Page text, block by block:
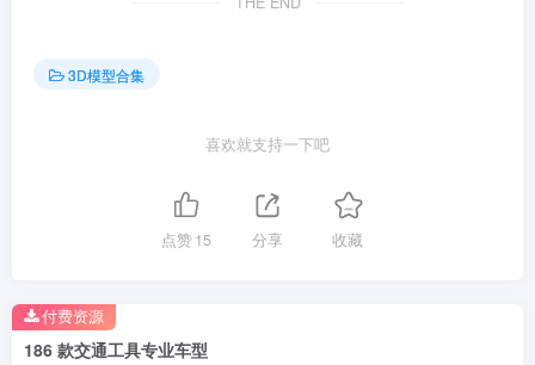
3D模型合集
喜欢就支持一下吧
点赞15 分享 收藏
186 款交通工具专业车型
付费资源